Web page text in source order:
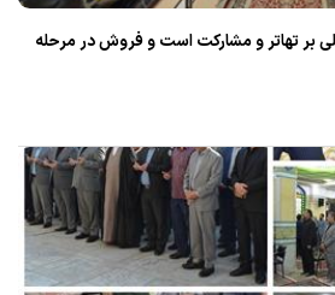
بر تهاتر و مشاركت است و فروش در مرحله